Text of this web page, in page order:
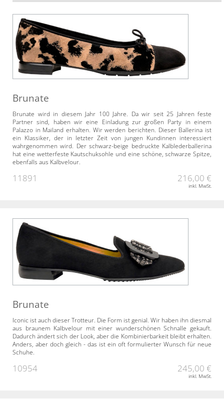
Brunate
Brunate wird in diesem Jahr 100 Jahre. Da wir seit 25 Jahren feste
Partner sind, haben wir eine Einladung zur großen Party in einem
Palazzo in Mailand erhalten. Wir werden berichten. Dieser Ballerina ist
ein Klassiker, der in letzter Zeit von jungen Kundinnen interessiert
wahrgenommen wird. Der schwarz-beige bedruckte Kalblederballerina
hat eine wetterfeste Kautschuksohle und eine schöne, schwarze Spitze,
ebenfalls aus Kalbvelour.
11891 216,00 €
inkl. MwSt.
Brunate
Iconic ist auch dieser Trotteur. Die Form ist genial. Wir haben ihn diesmal
aus braunem Kalbvelour mit einer wunderschönen Schnalle gekauft.
Dadurch ändert sich der Look, aber die Kombinierbarkeit bleibt erhalten.
Anders, aber doch gleich - das ist ein oft formulierter Wunsch für neue
Schuhe.
10954 245,00 €
inkl. MwSt.